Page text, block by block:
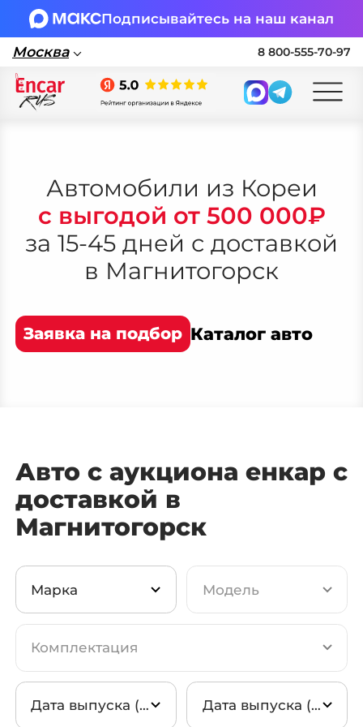
Подписывайтесь на наш канал
Москва
8 800-555-70-97
параллельному импорту
🏎 Заявка на подбор авто
Заполните форму, подберем нужные
варианты авто и свяжемся с вами
Оставить заявку на подбор авто
Мотоциклы из Кореи
Новые авто из Казахстана
Автомобили из Кореи
с выгодой от 500 000₽
за 15-45 дней с доставкой
в Магнитогорск
Заявка на подбор Каталог авто
Авто с аукциона енкар с
доставкой в
Магнитогорск
Марка Модель
Комплектация
Дата выпуска (от) Дата выпуска (до)